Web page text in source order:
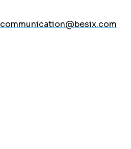
communication@besix.com